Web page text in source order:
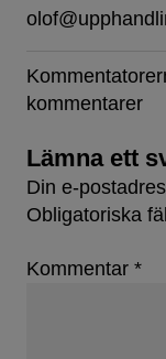
kommentarer
Lämna ett
Din e-
Obligatoriska
Kommentar *